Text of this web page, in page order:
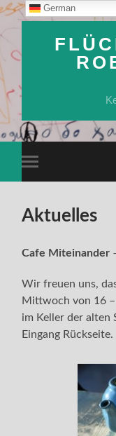
Menü
Aktuelles
Cafe Miteinander
Wir freuen uns,
Mittwoch von 16
im Keller der alten
Eingang Rückseite.
German